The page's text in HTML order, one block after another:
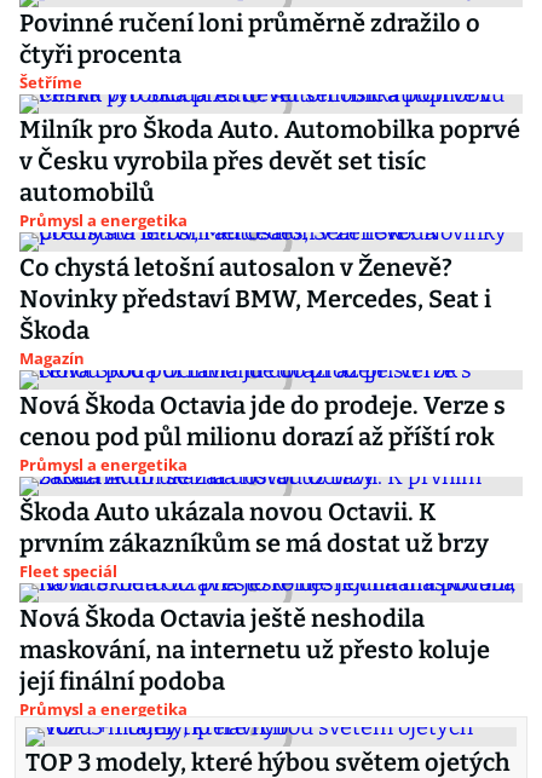
Povinné ručení loni průměrně zdražilo o
čtyři procenta
Šetříme
Milník pro Škoda Auto. Automobilka poprvé
v Česku vyrobila přes devět set tisíc
automobilů
Průmysl a energetika
Co chystá letošní autosalon v Ženevě?
Novinky představí BMW, Mercedes, Seat i
Škoda
Magazín
Nová Škoda Octavia jde do prodeje. Verze s
cenou pod půl milionu dorazí až příští rok
Průmysl a energetika
Škoda Auto ukázala novou Octavii. K
prvním zákazníkům se má dostat už brzy
Fleet speciál
Nová Škoda Octavia ještě neshodila
maskování, na internetu už přesto koluje
její finální podoba
Průmysl a energetika
TOP 3 modely, které hýbou světem ojetých